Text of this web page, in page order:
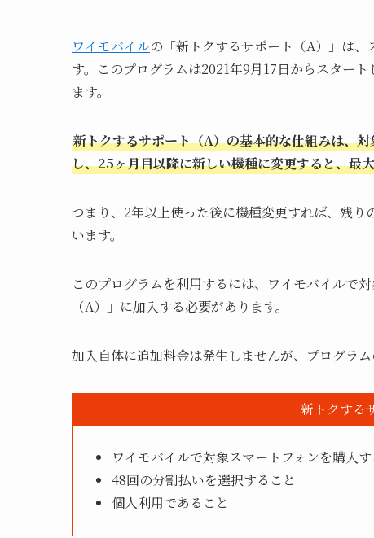
ワイモバイルの「新トクするサポート（A）」は
す。このプログラムは2021年9月17日からスター
ます。
新トクするサポート（A）の基本的な仕組みは、
し、25ヶ月目以降に新しい機種に変更すると、最
つまり、2年以上使った後に機種変更すれば、残
います。
このプログラムを利用するには、ワイモバイルで
（A）」に加入する必要があります。
加入自体に追加料金は発生しませんが、プログラ
新トクする
ワイモバイルで対象スマートフォンを購入す
48回の分割払いを選択すること
個人利用であること